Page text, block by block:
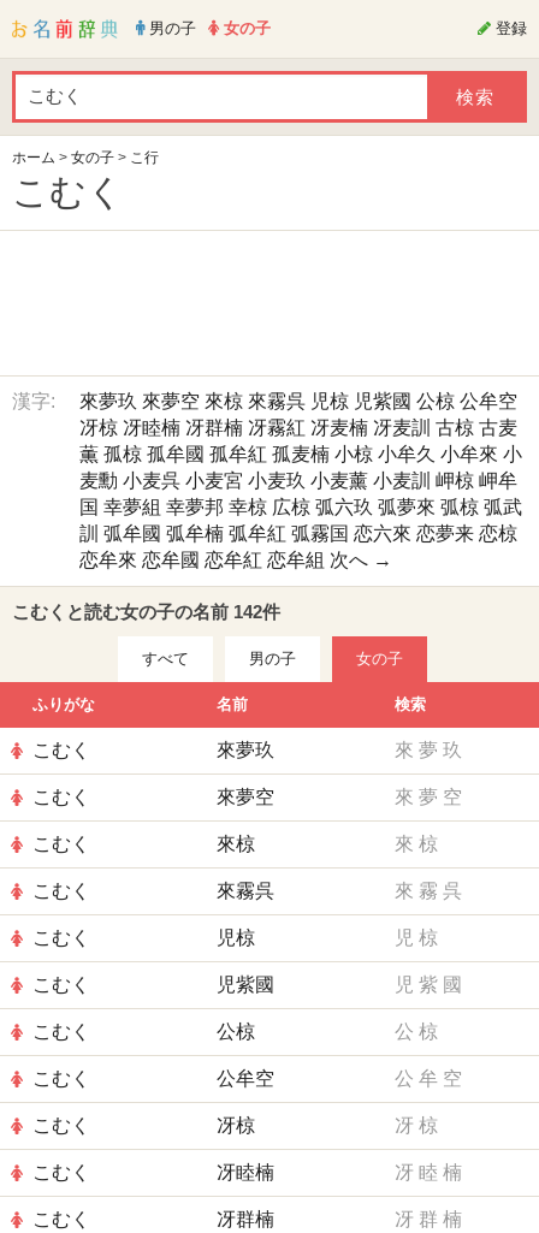
男の子 女の子 登録
ホーム > 女の子 > こ行
こむく
漢字: 來夢玖 來夢空 來椋 來霧呉 児椋 児紫國 公椋 公牟空
冴椋 冴睦楠 冴群楠 冴霧紅 冴麦楠 冴麦訓 古椋 古麦
薫 孤椋 孤牟國 孤牟紅 孤麦楠 小椋 小牟久 小牟來 小
麦勳 小麦呉 小麦宮 小麦玖 小麦薰 小麦訓 岬椋 岬牟
国 幸夢組 幸夢邦 幸椋 広椋 弧六玖 弧夢來 弧椋 弧武
訓
弧牟國 弧牟楠 弧牟紅 弧霧国 恋六來 恋夢来 恋椋
恋牟來 恋牟國 恋牟紅 恋牟組 次へ →
こむくと読む女の子の名前 142件
すべて 男の子 女の子
ふりがな 名前 検索
こむく 來夢玖 來 夢 玖
こむく 來夢空 來 夢 空
こむく 來椋 來 椋
こむく 來霧呉 來 霧 呉
こむく 児椋 児 椋
こむく 児紫國 児 紫 國
こむく 公椋 公 椋
こむく 公牟空 公 牟 空
こむく 冴椋 冴 椋
こむく 冴睦楠 冴 睦 楠
こむく 冴群楠 冴 群 楠